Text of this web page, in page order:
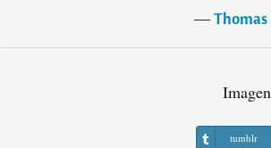
―Thomas
tumblr